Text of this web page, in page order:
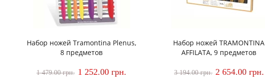
Набор ножей Tramontina Plenus,
8 предметов
1 479.00 грн. 1 252.00 грн.
Набор ножей TRAMONTINA
AFFILATA, 9 предметов
3 194.00 грн. 2 654.00 грн.